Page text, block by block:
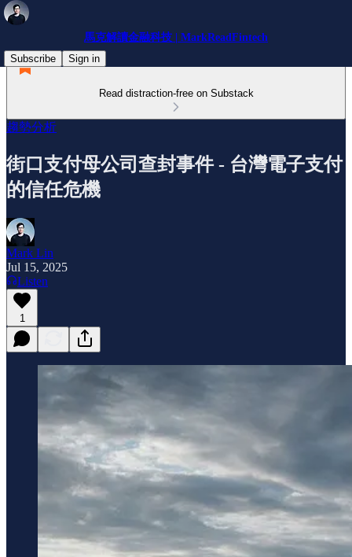
馬克解讀金融科技 | MarkReadFintech
Subscribe
Sign in
Read distraction-free on Substack
趨勢分析
街口支付母公司查封事件 - 台灣電子支付
的信任危機
Mark Lin
Jul 15, 2025
Listen
1